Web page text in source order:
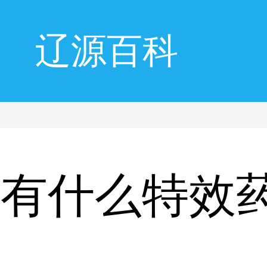
辽源百科
什么特效